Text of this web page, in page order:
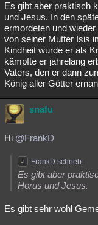
Es gibt aber praktisch
und Jesus. In den
ermordeten und
von seiner Mutter Isis
Kindheit wurde er als
kämpfte er jahrelang
Vaters, den er dann
König aller Götter
snafu
Hi @FrankD
FrankD schrieb:
Es gibt aber
Horus und Jesus.
Es gibt sehr wohl